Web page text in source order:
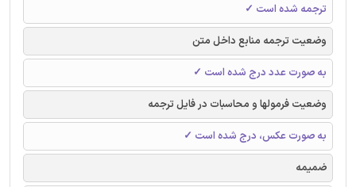
ترجمه شده است ✓
وضعیت ترجمه منابع داخل متن
به صورت عدد درج شده است ✓
وضعیت فرمولها و محاسبات در فایل ترجمه
به صورت عکس، درج شده است ✓
ضمیمه